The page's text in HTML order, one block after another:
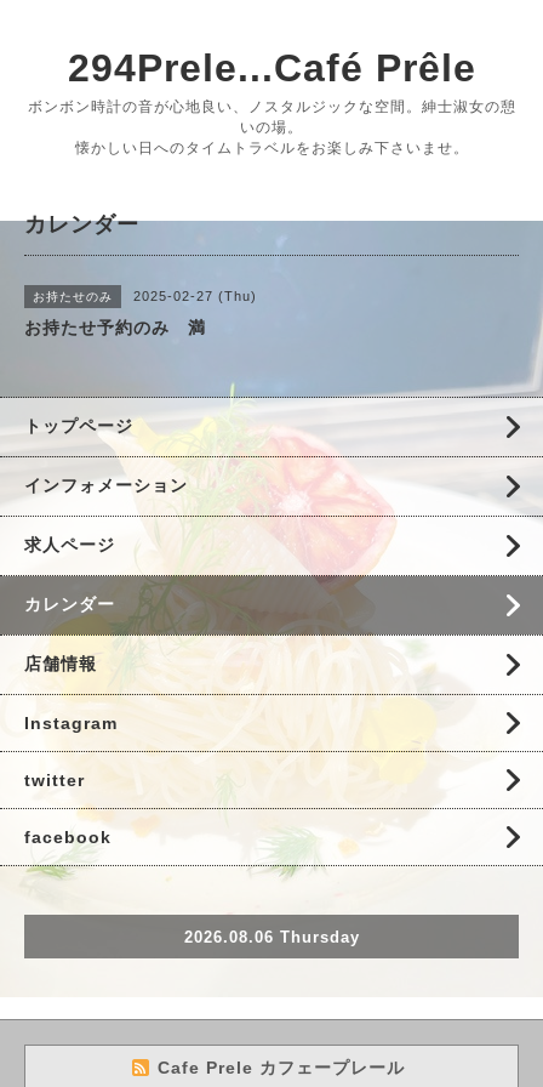
294Prele...Café Prêle
ボンボン時計の音が心地良い、ノスタルジックな空間。紳士淑女の憩
いの場。
懐かしい日へのタイムトラベルをお楽しみ下さいませ。
カレンダー
お持たせのみ 2025-02-27 (Thu)
お持たせ予約のみ 満
トップページ
インフォメーション
求人ページ
カレンダー
店舗情報
Instagram
twitter
facebook
2026.08.06 Thursday
Cafe Prele カフェープレール